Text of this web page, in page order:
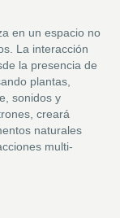
en un espacio no
La interacción
la presencia de
plantas,
sonidos y
creará
naturales
multi-